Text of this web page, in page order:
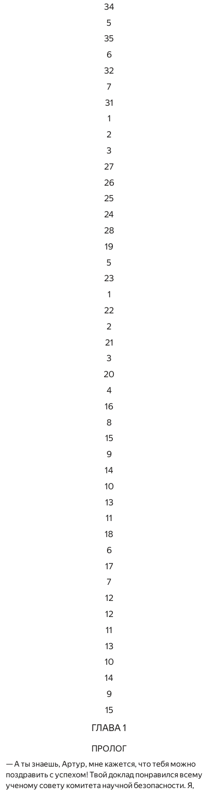
34
5
35
6
32
7
31
1
2
3
27
26
25
24
28
19
5
23
1
22
2
21
3
20
4
16
8
15
9
14
10
13
11
18
6
17
7
12
12
11
13
10
14
9
15
ГЛАВА 1
ПРОЛОГ
— А ты знаешь, Артур, мне кажется, что тебя можно
поздравить с успехом! Твой доклад понравился всему
ученому совету комитета научной безопасности. Я,